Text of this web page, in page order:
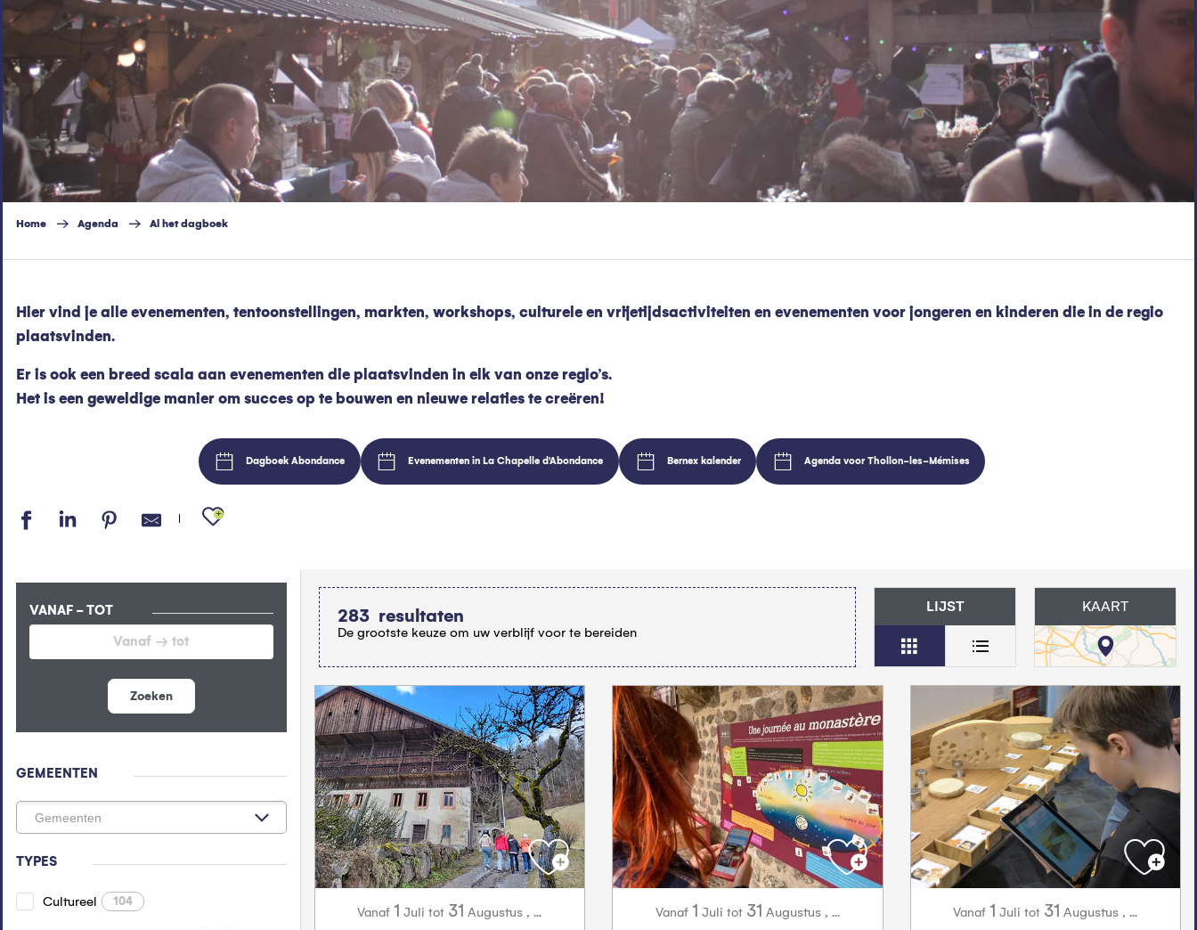
Home Agenda Al het dagboek
Hier vind je alle evenementen, tentoonstellingen, markten, workshops, culturele en vrijetijdsactiviteiten en evenementen voor jongeren en kinderen die in de regio
plaatsvinden.
Er is ook een breed scala aan evenementen die plaatsvinden in elk van onze regio’s.
Het is een geweldige manier om succes op te bouwen en nieuwe relaties te creëren!
Dagboek Abondance Evenementen in La Chapelle d'Abondance Bernex kalender Agenda voor Thollon-les-Mémises
Ajouter aux favoris
VANAF - TOT
Zoeken
GEMEENTEN
TYPES
Cultureel 104
283 resultaten
De grootste keuze om uw verblijf voor te bereiden
LIJST KAART
Vanaf 1 Juli tot 31 Augustus ,... Vanaf 1 Juli tot 31 Augustus, ... Vanaf 1 Juli tot 31 Augustus ,...